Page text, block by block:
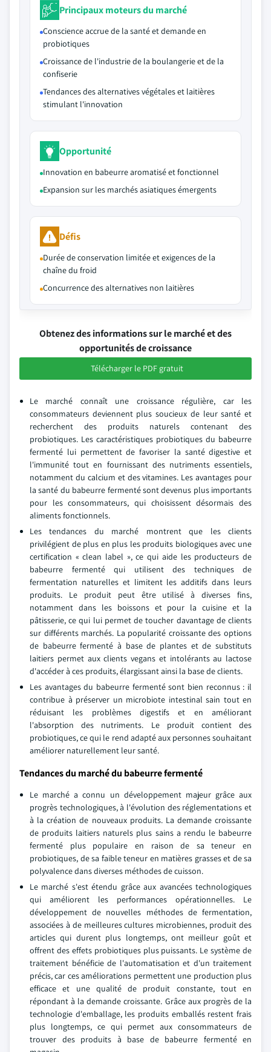
Principaux moteurs du marché
Conscience accrue de la santé et demande en
probiotiques
Croissance de l'industrie de la boulangerie et de la
confiserie
Tendances des alternatives végétales et laitières
stimulant l'innovation
Opportunité
Innovation en babeurre aromatisé et fonctionnel
Expansion sur les marchés asiatiques émergents
Défis
Durée de conservation limitée et exigences de la
chaîne du froid
Concurrence des alternatives non laitières
Obtenez des informations sur le marché et des
opportunités de croissance
Télécharger le PDF gratuit
Le marché connaît une croissance régulière, car les
consommateurs deviennent plus soucieux de leur santé et
recherchent des produits naturels contenant des
probiotiques. Les caractéristiques probiotiques du babeurre
fermenté lui permettent de favoriser la santé digestive et
l'immunité tout en fournissant des nutriments essentiels,
notamment du calcium et des vitamines. Les avantages pour
la santé du babeurre fermenté sont devenus plus importants
pour les consommateurs, qui choisissent désormais des
aliments fonctionnels.
Les tendances du marché montrent que les clients
privilégient de plus en plus les produits biologiques avec une
certification « clean label », ce qui aide les producteurs de
babeurre fermenté qui utilisent des techniques de
fermentation naturelles et limitent les additifs dans leurs
produits. Le produit peut être utilisé à diverses fins,
notamment dans les boissons et pour la cuisine et la
pâtisserie, ce qui lui permet de toucher davantage de clients
sur différents marchés. La popularité croissante des options
de babeurre fermenté à base de plantes et de substituts
laitiers permet aux clients vegans et intolérants au lactose
d'accéder à ces produits, élargissant ainsi la base de clients.
Les avantages du babeurre fermenté sont bien reconnus : il
contribue à préserver un microbiote intestinal sain tout en
réduisant les problèmes digestifs et en améliorant
l'absorption des nutriments. Le produit contient des
probiotiques, ce qui le rend adapté aux personnes souhaitant
améliorer naturellement leur santé.
Tendances du marché du babeurre fermenté
Le marché a connu un développement majeur grâce aux
progrès technologiques, à l'évolution des réglementations et
à la création de nouveaux produits. La demande croissante
de produits laitiers naturels plus sains a rendu le babeurre
fermenté plus populaire en raison de sa teneur en
probiotiques, de sa faible teneur en matières grasses et de sa
polyvalence dans diverses méthodes de cuisson.
Le marché s'est étendu grâce aux avancées technologiques
qui améliorent les performances opérationnelles. Le
développement de nouvelles méthodes de fermentation,
associées à de meilleures cultures microbiennes, produit des
articles qui durent plus longtemps, ont meilleur goût et
offrent des effets probiotiques plus puissants. Le système de
traitement bénéficie de l'automatisation et d'un traitement
précis, car ces améliorations permettent une production plus
efficace et une qualité de produit constante, tout en
répondant à la demande croissante. Grâce aux progrès de la
technologie d'emballage, les produits emballés restent frais
plus longtemps, ce qui permet aux consommateurs de
trouver des produits à base de babeurre fermenté en